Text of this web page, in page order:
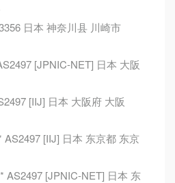
日本 神奈川县 川崎市
[JPNIC-NET] 日本 大阪
[IIJ] 日本 大阪府 大阪
AS2497 [IIJ] 日本 东京都 东京
AS2497 [JPNIC-NET] 日本 东